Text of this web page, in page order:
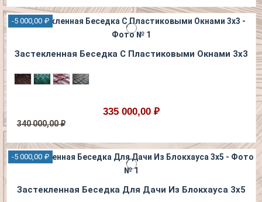
-5 000,00 ₽
Застекленная Беседка С Пластиковыми Окнами 3х3
335 000,00 ₽
340 000,00 ₽
-5 000,00 ₽
Застекленная Беседка Для Дачи Из Блокхауса 3х5